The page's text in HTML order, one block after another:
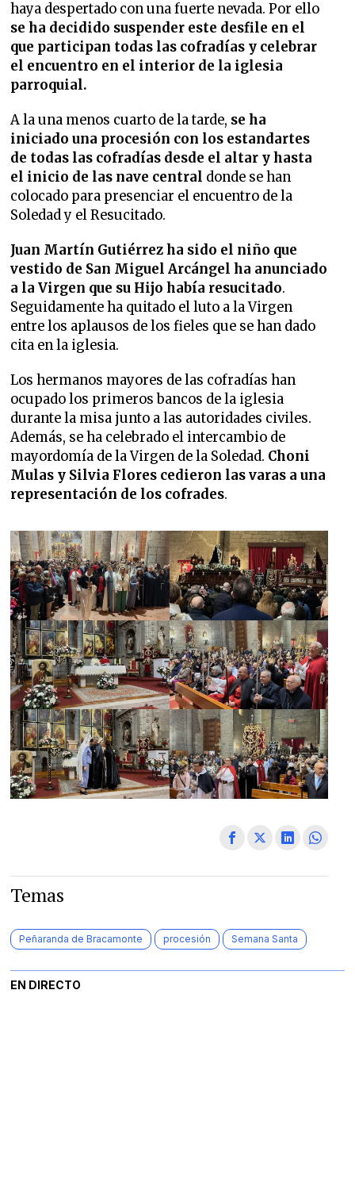
haya despertado con una fuerte nevada. Por ello
se ha decidido suspender este desfile en el
que participan todas las cofradías y celebrar
el encuentro en el interior de la iglesia
parroquial.
A la una menos cuarto de la tarde, se ha
iniciado una procesión con los estandartes
de todas las cofradías desde el altar y hasta
el inicio de las nave central donde se han
colocado para presenciar el encuentro de la
Soledad y el Resucitado.
Juan Martín Gutiérrez ha sido el niño que
vestido de San Miguel Arcángel ha anunciado
a la Virgen que su Hijo había resucitado.
Seguidamente ha quitado el luto a la Virgen
entre los aplausos de los fieles que se han dado
cita en la iglesia.
Los hermanos mayores de las cofradías han
ocupado los primeros bancos de la iglesia
durante la misa junto a las autoridades civiles.
Además, se ha celebrado el intercambio de
mayordomía de la Virgen de la Soledad. Choni
Mulas y Silvia Flores cedieron las varas a una
representación de los cofrades.
Temas
Peñaranda de Bracamonte procesión Semana Santa
EN DIRECTO